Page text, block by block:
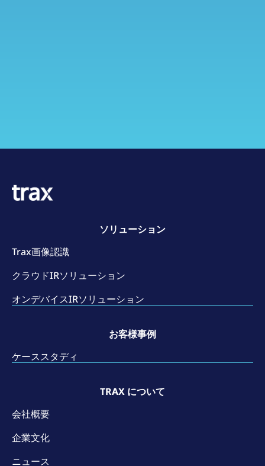
ソリューション
Trax画像認識
クラウドIRソリューション
オンデバイスIRソリューション
お客様事例
ケーススタディ
TRAX について
会社概要
企業文化
ニュース